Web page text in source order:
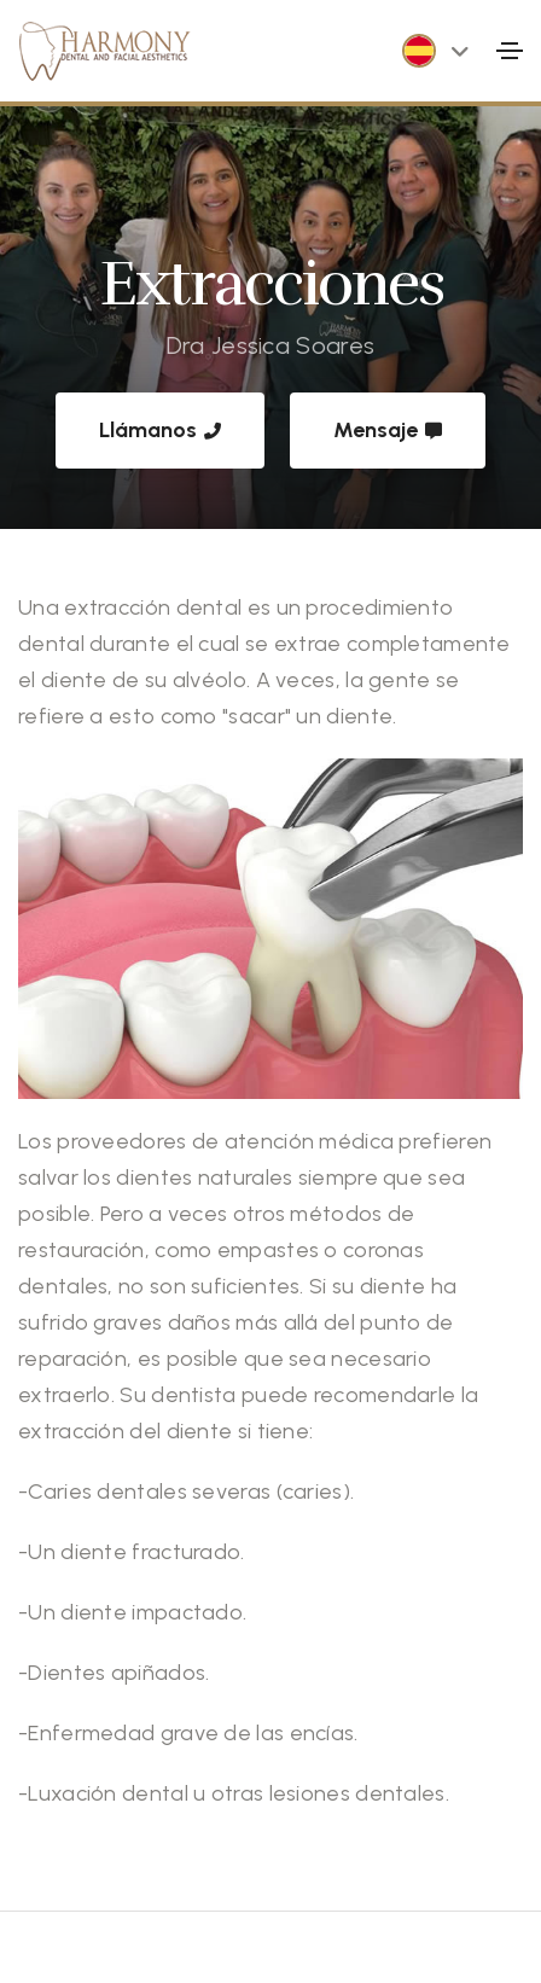
Extracciones
Dra Jessica Soares
Llámanos Mensaje
Una extracción dental es un procedimiento
dental durante el cual se extrae completamente
el diente de su alvéolo. A veces, la gente se
refiere a esto como "sacar" un diente.
Los proveedores de atención médica prefieren
salvar los dientes naturales siempre que sea
posible. Pero a veces otros métodos de
restauración, como empastes o coronas
dentales, no son suficientes. Si su diente ha
sufrido graves daños más allá del punto de
reparación, es posible que sea necesario
extraerlo. Su dentista puede recomendarle la
extracción del diente si tiene:
-Caries dentales severas (caries).
-Un diente fracturado.
-Un diente impactado.
-Dientes apiñados.
-Enfermedad grave de las encías.
-Luxación dental u otras lesiones dentales.